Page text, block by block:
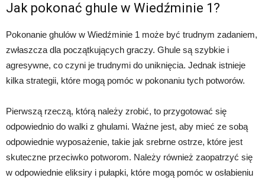
Jak pokonać ghule w Wiedźminie 1?
Pokonanie ghulów w Wiedźminie 1 może być trudnym zadaniem,
zwłaszcza dla początkujących graczy. Ghule są szybkie i
agresywne, co czyni je trudnymi do uniknięcia. Jednak istnieje
kilka strategii, które mogą pomóc w pokonaniu tych potworów.
Pierwszą rzeczą, którą należy zrobić, to przygotować się
odpowiednio do walki z ghulami. Ważne jest, aby mieć ze sobą
odpowiednie wyposażenie, takie jak srebrne ostrze, które jest
skuteczne przeciwko potworom. Należy również zaopatrzyć się
w odpowiednie eliksiry i pułapki, które mogą pomóc w osłabieniu